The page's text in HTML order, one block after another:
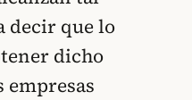
decir que lo
dicho
empresas